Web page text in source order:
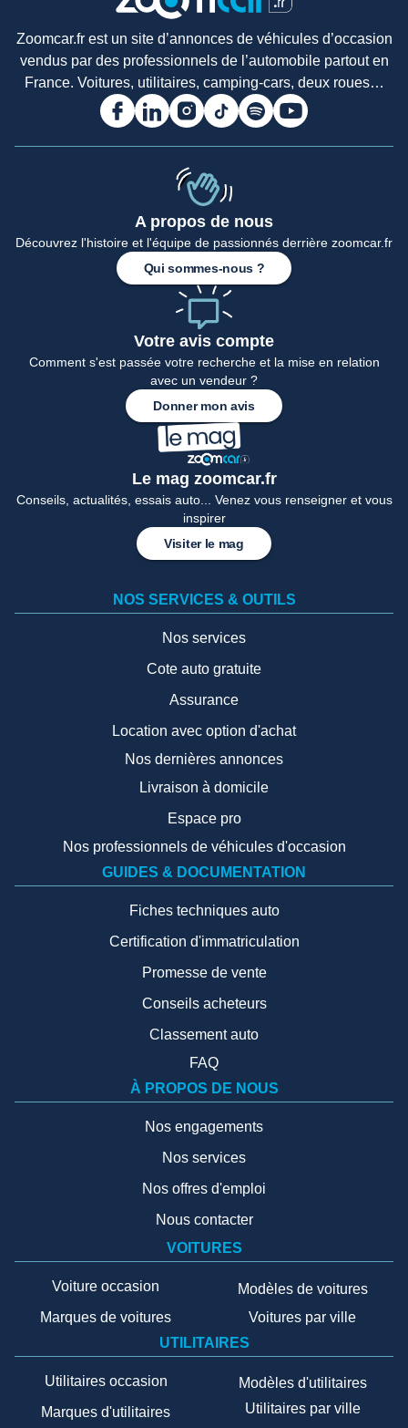
Zoomcar.fr est un site d’annonces de véhicules d’occasion
vendus par des professionnels de l’automobile partout en
France. Voitures, utilitaires, camping-cars, deux roues…
A propos de nous
Découvrez l'histoire et l'équipe de passionnés derrière zoomcar.fr
Qui sommes-nous ?
Votre avis compte
Comment s'est passée votre recherche et la mise en relation
avec un vendeur ?
Donner mon avis
Le mag zoomcar.fr
Conseils, actualités, essais auto... Venez vous renseigner et vous
inspirer
Visiter le mag
NOS SERVICES & OUTILS
Nos services
Cote auto gratuite
Assurance
Location avec option d'achat
Nos dernières annonces
Livraison à domicile
Espace pro
Nos professionnels de véhicules d'occasion
GUIDES & DOCUMENTATION
Fiches techniques auto
Certification d'immatriculation
Promesse de vente
Conseils acheteurs
Classement auto
FAQ
À PROPOS DE NOUS
Nos engagements
Nos services
Nos offres d'emploi
Nous contacter
VOITURES
Voiture occasion
Marques de voitures
Modèles de voitures
Voitures par ville
UTILITAIRES
Utilitaires occasion
Marques d'utilitaires
Modèles d'utilitaires
Utilitaires par ville